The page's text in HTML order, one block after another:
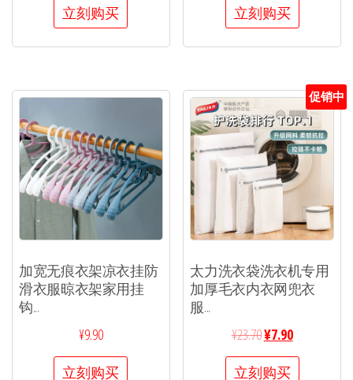
立刻购买 立刻购买
加宽无痕衣架凉衣挂防
滑衣服晾衣架家用挂
钩...
¥9.90
立刻购买
促销中
太力洗衣袋洗衣机专用
加厚毛衣内衣网兜衣
服...
¥23.70¥7.90
立刻购买